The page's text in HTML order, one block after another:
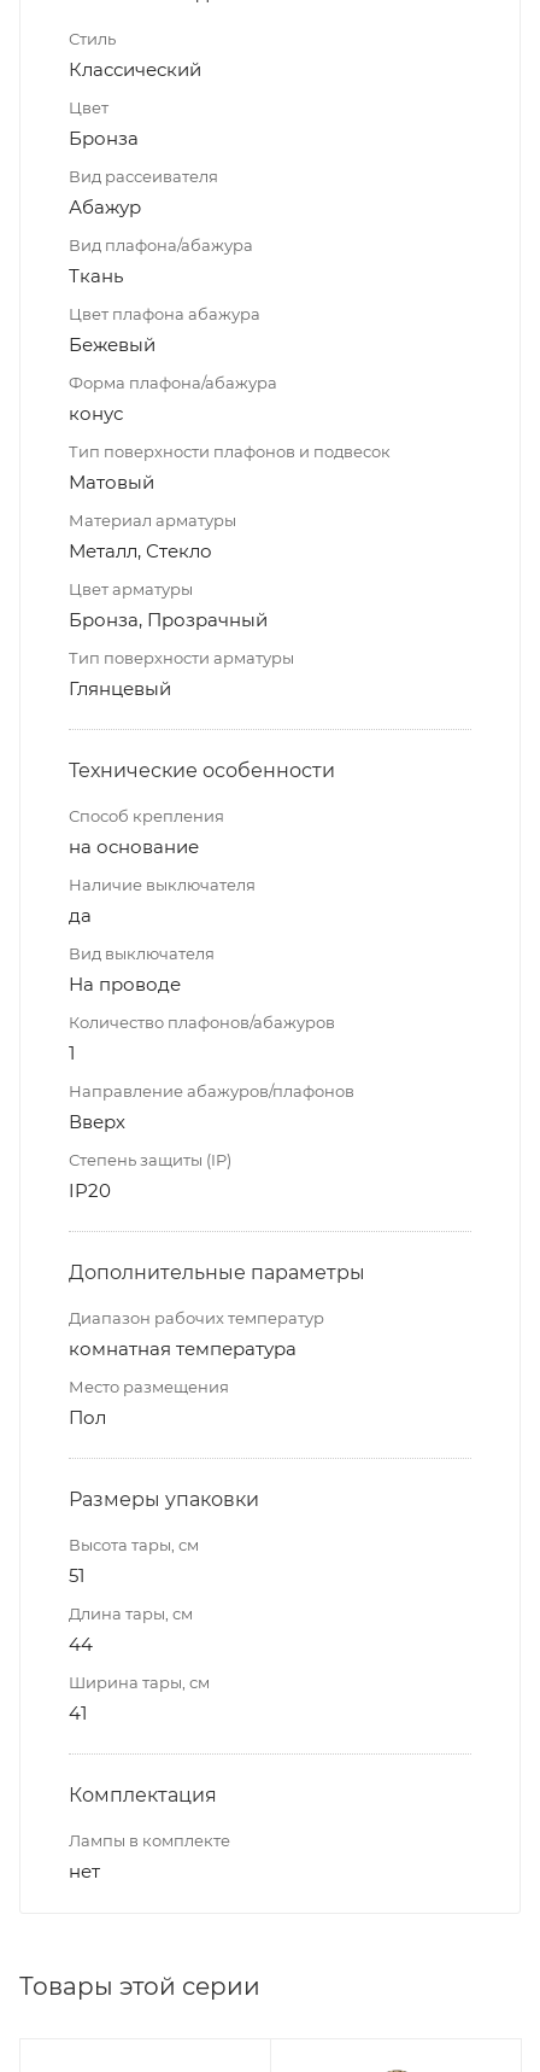
Стиль
Классический
Цвет
Бронза
Вид рассеивателя
Абажур
Вид плафона/абажура
Ткань
Цвет плафона абажура
Бежевый
Форма плафона/абажура
конус
Тип поверхности плафонов и подвесок
Матовый
Материал арматуры
Металл, Стекло
Цвет арматуры
Бронза, Прозрачный
Тип поверхности арматуры
Глянцевый
Технические особенности
Способ крепления
на основание
Наличие выключателя
да
Вид выключателя
На проводе
Количество плафонов/абажуров
1
Направление абажуров/плафонов
Вверх
Степень защиты (IP)
IP20
Дополнительные параметры
Диапазон рабочих температур
комнатная температура
Место размещения
Пол
Размеры упаковки
Высота тары, см
51
Длина тары, см
44
Ширина тары, см
41
Комплектация
Лампы в комплекте
нет
Товары этой серии